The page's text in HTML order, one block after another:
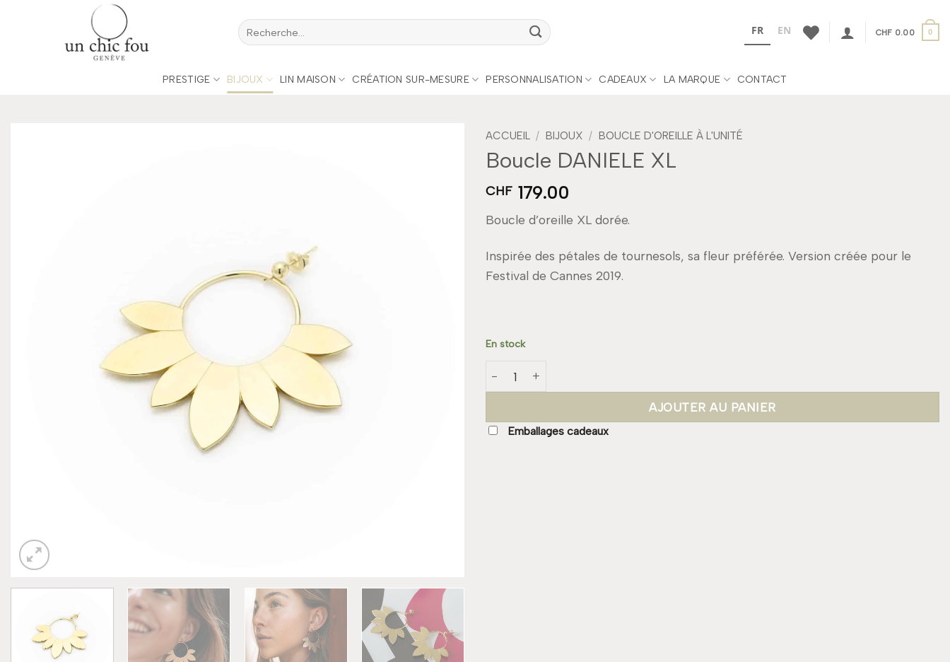
Recherche
pour :
FR EN CHF 0.00 0
PRESTIGE BIJOUX LIN MAISON CRÉATION SUR-MESURE PERSONNALISATION CADEAUX LA MARQUE CONTACT
ACCUEIL / BIJOUX / BOUCLE D'OREILLE À L'UNITÉ
Boucle DANIELE XL
CHF 179.00
Boucle d’oreille XL dorée.
Inspirée des pétales de tournesols, sa fleur préférée. Version créée pour le
Festival de Cannes 2019.
En stock
AJOUTER AU PANIER
Emballages cadeaux